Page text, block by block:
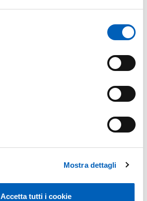
Mostra dettagli
Accetta tutti i cookie